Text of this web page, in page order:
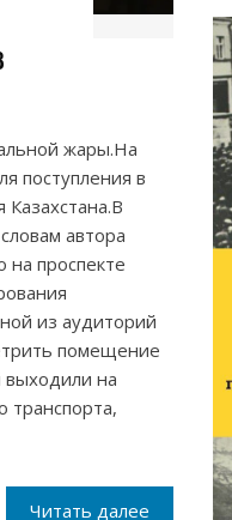
жары.На
поступления в
автора
на проспекте
из аудиторий
помещение
выходили на
транспорта,
Читать далее